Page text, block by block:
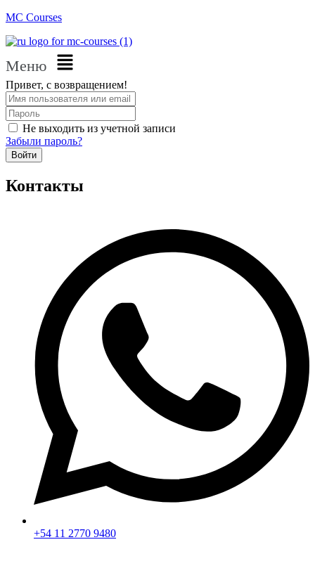
MC Courses
Меню
Привет, с возвращением!
Не выходить из учетной записи
Забыли пароль?
Войти
Контакты
+54 11 2770 9480